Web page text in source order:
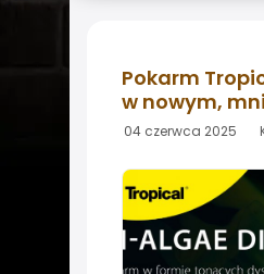
Pokarm
w nowym,
04 czerwca 2025